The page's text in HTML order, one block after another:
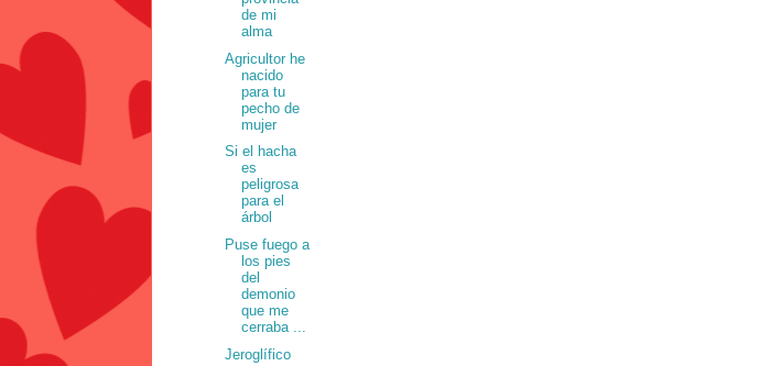
de mi
alma
Agricultor he
nacido
para tu
pecho de
mujer
Si el hacha
es
peligrosa
para el
árbol
Puse fuego a
los pies
del
demonio
que me
cerraba ...
Jeroglífico